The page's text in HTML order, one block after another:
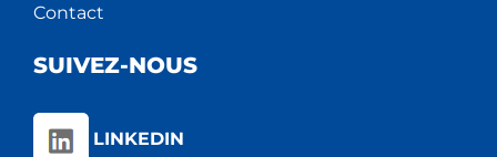
Contact
SUIVEZ-NOUS
LINKEDIN